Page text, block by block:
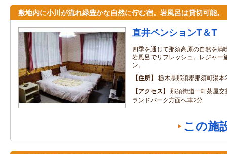
敷地内に小川が流れ緑豊かな自然に佇む宿。岩風呂は貸切可能。
直井ペンションT＆T
四季を通じて那須高原の自然を満
岩風呂でリフレッシュ。レジャー
ン。
住所
栃木県那須郡那須町湯
アクセス
那須街道一軒茶屋
ランドパーク方面へ車2分
この施